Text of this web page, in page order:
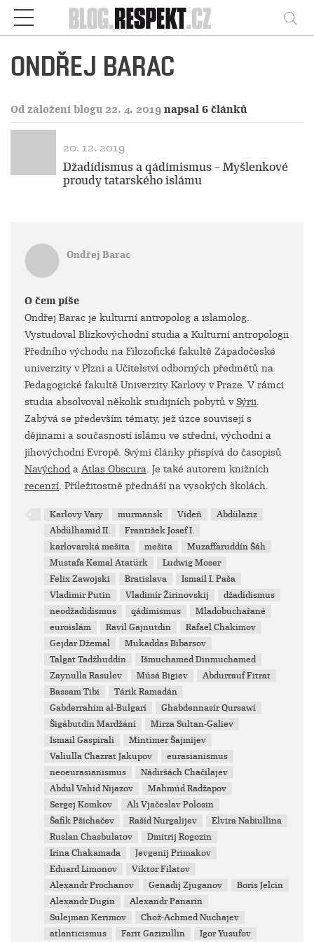
Respekt
ONDŘEJ BARAC
Od založení blogu 22. 4. 2019 napsal 6 článků
20. 12. 2019
Džadídismus a qádímismus – Myšlenkové
proudy tatarského islámu
Ondřej Barac
O čem píše
Ondřej Barac je kulturní antropolog a islamolog.
Vystudoval Blízkovýchodní studia a Kulturní antropologii
Předního východu na Filozofické fakultě Západočeské
univerzity v Plzni a Učitelství odborných předmětů na
Pedagogické fakultě Univerzity Karlovy v Praze. V rámci
studia absolvoval několik studijních pobytů vSýrii.
Zabývá se především tématy, jež úzce souvisejí s
dějinami a současností islámu ve střední, východní a
jihovýchodní Evropě. Svými články přispívá do časopisů
Navýchod a Atlas Obscura. Je také autorem knižních
recenzí. Příležitostně přednáší na vysokých školách.
Karlovy Vary murmansk Vídeň
Abdülaziz
Abdülhamid II.
František Josef I.
karlovarská mešita
mešita
Muzaffaruddín Šáh
Mustafa Kemal Atatürk
Ludwig Moser
Felix Zawojski
Bratislava
Ismaíl I. Paša
Vladimir Putin
Vladimír Žirinovskij
džadídismus
neodžadídismus
qádímismus
Mladobuchařané
euroislám
Ravil Gajnutdin
Rafael Chakimov
Gejdar Džemal
Mukaddas Bibarsov
Talgat Tadžhuddín
Išmuchamed Dinmuchamed
Zaynulla Rasulev
Músá Bigiev
Abdurrauf Fitrat
Bassam Tibi
Tárik Ramadán
Gabderrahím al-Bulgarí
Ghabdennasír Qursawí
Šigábutdín Mardžání
Mirza Sultan-Galiev
Ismail Gaspirali
Mintimer Šajmijev
Valiulla Chazrat Jakupov
eurasianismus
neoeurasianismus
Nádiršách Chačilajev
Abdul Vahíd Nijazov
Mahmúd Radžapov
Sergej Komkov
Ali Vjačeslav Polosin
Šafik Pšichačev
Rašíd Nurgalijev
Elvira Nabiullina
Ruslan Chasbulatov
Dmitrij Rogozin
Irina Chakamada
Jevgenij Primakov
Eduard Limonov
Viktor Filatov
Alexandr Prochanov
Genadij Zjuganov
Boris Jelcin
Alexandr Dugin
Alexandr Panarin
Sulejman Kerimov
Chož-Achmed Nuchajev
atlanticismus
Farit Gazizullin Igor Yusufov